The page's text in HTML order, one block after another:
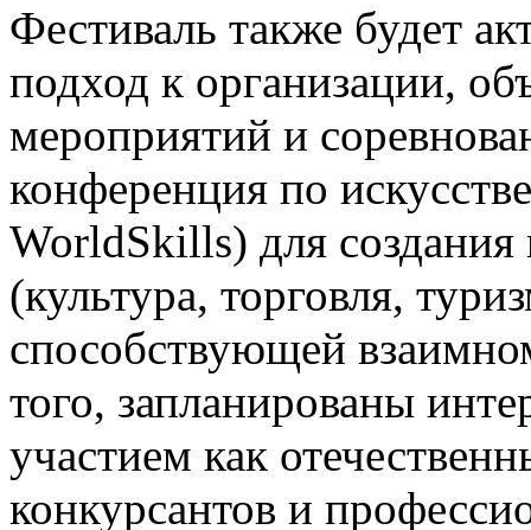
Фестиваль также будет
подход к организации,
мероприятий и
конференция по
WorldSkills) для
(культура, торговля,
способствующей
того, запланированы
участием как
конкурсантов и